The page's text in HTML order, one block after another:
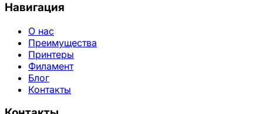
Навигация
О нас
Преимущества
Принтеры
Филамент
Блог
Контакты